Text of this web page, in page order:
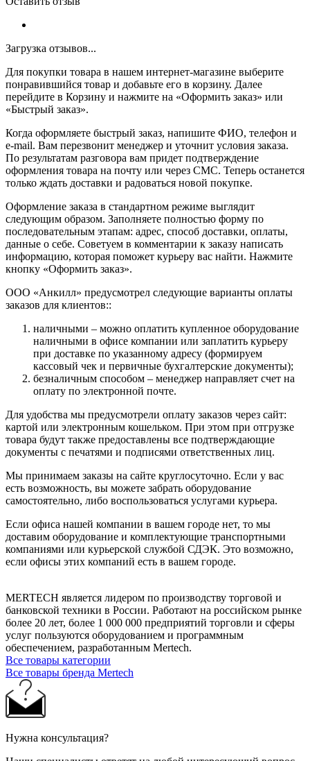
Загрузка отзывов...
Для покупки товара в нашем интернет-магазине выберите
понравившийся товар и добавьте его в корзину. Далее
перейдите в Корзину и нажмите на «Оформить заказ» или
«Быстрый заказ».
Когда оформляете быстрый заказ, напишите ФИО, телефон и
e-mail. Вам перезвонит менеджер и уточнит условия заказа.
По результатам разговора вам придет подтверждение
оформления товара на почту или через СМС. Теперь останется
только ждать доставки и радоваться новой покупке.
Оформление заказа в стандартном режиме выглядит
следующим образом. Заполняете полностью форму по
последовательным этапам: адрес, способ доставки, оплаты,
данные о себе. Советуем в комментарии к заказу написать
информацию, которая поможет курьеру вас найти. Нажмите
кнопку «Оформить заказ».
ООО «Анкилл» предусмотрел следующие варианты оплаты
заказов для клиентов::
наличными – можно оплатить купленное оборудование
наличными в офисе компании или заплатить курьеру
при доставке по указанному адресу (формируем
кассовый чек и первичные бухгалтерские документы);
безналичным способом – менеджер направляет счет на
оплату по электронной почте.
Для удобства мы предусмотрели оплату заказов через сайт:
картой или электронным кошельком. При этом при отгрузке
товара будут также предоставлены все подтверждающие
документы с печатями и подписями ответственных лиц.
Мы принимаем заказы на сайте круглосуточно. Если у вас
есть возможность, вы можете забрать оборудование
самостоятельно, либо воспользоваться услугами курьера.
Если офиса нашей компании в вашем городе нет, то мы
доставим оборудование и комплектующие транспортными
компаниями или курьерской службой СДЭК. Это возможно,
если офисы этих компаний есть в вашем городе.
MERTECH является лидером по производству торговой и
банковской техники в России. Работают на российском рынке
более 20 лет, более 1 000 000 предприятий торговли и сферы
услуг пользуются оборудованием и программным
обеспечением, разработанным Mertech.
Все товары категории
Все товары бренда Mertech
Нужна консультация?